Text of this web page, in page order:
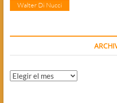
Walter Di Nucci
Archivos